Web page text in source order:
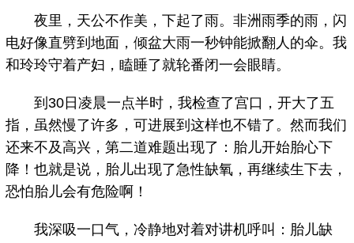
夜里，天公不作美，下起了雨。非洲雨季的雨，闪
电好像直劈到地面，倾盆大雨一秒钟能掀翻人的伞。我
和玲玲守着产妇，瞌睡了就轮番闭一会眼睛。
到30日凌晨一点半时，我检查了宫口，开大了五
指，虽然慢了许多，可进展到这样也不错了。然而我们
还来不及高兴，第二道难题出现了：胎儿开始胎心下
降！也就是说，胎儿出现了急性缺氧，再继续生下去，
恐怕胎儿会有危险啊！
我深吸一口气，冷静地对着对讲机呼叫：胎儿缺